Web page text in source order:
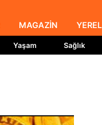
MAGAZİN YEREL
Yaşam Sağlık